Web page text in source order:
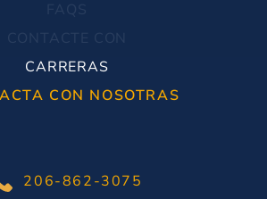
CARRERAS
CON NOSOTRAS
206-862-3075